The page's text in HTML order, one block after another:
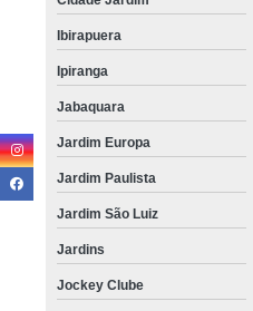
Ibirapuera
Ipiranga
Jabaquara
Jardim Europa
Jardim Paulista
Jardim São Luiz
Jardins
Jockey Clube